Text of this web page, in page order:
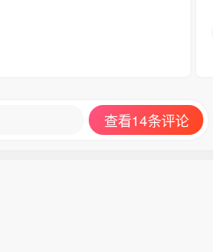
查看14条评论